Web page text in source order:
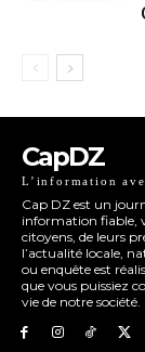
CapDZ
L’information
Cap DZ est un
information fiable,
citoyens, de leurs
l’actualité locale,
ou enquête est
que vous puissiez
vie de notre société.